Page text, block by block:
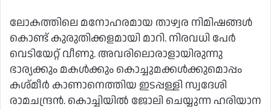
ലോകത്തിലെ മനോഹരമായ താഴ്വര നിമിഷങ്ങള്‍
കൊണ്ട് കുരുതിക്കളമായി മാറി. നിരവധി പേര്‍
വെടിയേറ്റ് വീണു. അവരിലൊരാളായിരുന്നു
ഭാര്യക്കും മകള്‍ക്കും കൊച്ചുമക്കള്‍ക്കുമൊപ്പം
കശ്മീര്‍ കാണാനെത്തിയ ഇടപ്പള്ളി സ്വദേശി
രാമചന്ദ്രന്‍. കൊച്ചിയില്‍ ജോലി ചെയ്യുന്ന ഹരിയാന